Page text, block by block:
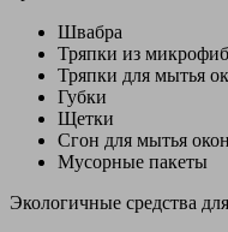
Швабра
Тряпки из
Тряпки для мытья
Губки
Щетки
Сгон для мытья окон
Мусорные пакеты
Экологичные средства